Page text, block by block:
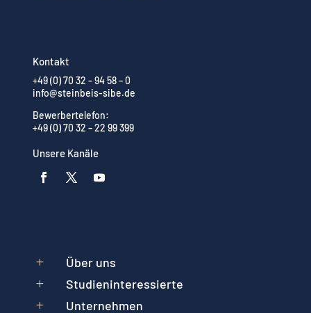
Kontakt
+49 (0) 70 32 – 94 58 – 0
info@steinbeis-sibe.de
Bewerbertelefon:
+49 (0) 70 32 – 22 99 399
Unsere Kanäle
L Über uns
L Studieninteressierte
L Unternehmen